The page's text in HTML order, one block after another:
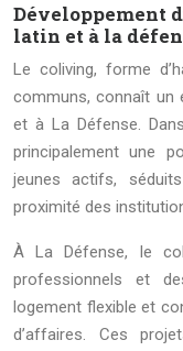
Développement
latin et à la
Le coliving, forme
communs, connaît un
et à La Défense.
principalement une
jeunes actifs,
proximité des
À La Défense, le
professionnels et
logement flexible et
d’affaires. Ces